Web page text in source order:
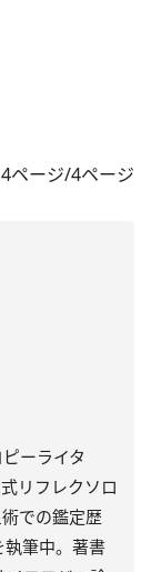
4ページ/4ページ
ーライタ
リフレクソロ
での鑑定歴
筆中。著書